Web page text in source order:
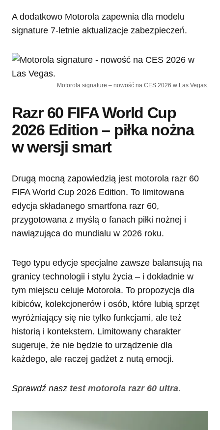
A dodatkowo Motorola zapewnia dla modelu
signature 7-letnie aktualizacje zabezpieczeń.
Motorola signature – nowość na CES 2026 w Las Vegas.
Razr 60 FIFA World Cup
2026 Edition – piłka nożna
w wersji smart
Drugą mocną zapowiedzią jest motorola razr 60
FIFA World Cup 2026 Edition. To limitowana
edycja składanego smartfona razr 60,
przygotowana z myślą o fanach piłki nożnej i
nawiązująca do mundialu w 2026 roku.
Tego typu edycje specjalne zawsze balansują na
granicy technologii i stylu życia – i dokładnie w
tym miejscu celuje Motorola. To propozycja dla
kibiców, kolekcjonerów i osób, które lubią sprzęt
wyróżniający się nie tylko funkcjami, ale też
historią i kontekstem. Limitowany charakter
sugeruje, że nie będzie to urządzenie dla
każdego, ale raczej gadżet z nutą emocji.
Sprawdź nasz test motorola razr 60 ultra.